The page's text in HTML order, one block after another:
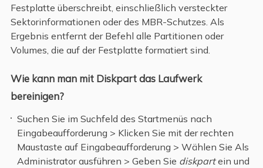
Festplatte überschreibt, einschließlich versteckter
Sektorinformationen oder des MBR-Schutzes. Als
Ergebnis entfernt der Befehl alle Partitionen oder
Volumes, die auf der Festplatte formatiert sind.
Wie kann man mit Diskpart das Laufwerk
bereinigen?
Suchen Sie im Suchfeld des Startmenüs nach
Eingabeaufforderung > Klicken Sie mit der rechten
Maustaste auf Eingabeaufforderung > Wählen Sie Als
Administrator ausführen > Geben Sie diskpartein und